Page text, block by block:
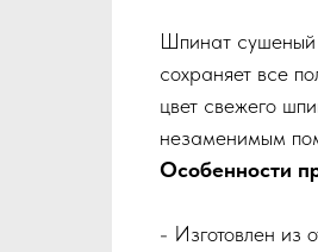
Шпинат сушеный
сохраняет все
цвет свежего
незаменимым
Особенности
- Изготовлен из